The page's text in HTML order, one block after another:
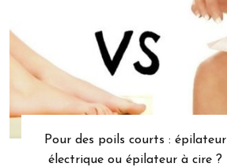
Pour des poils courts : épilateur
électrique ou épilateur à cire ?